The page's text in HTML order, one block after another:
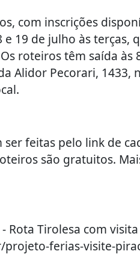
com inscrições
e 19 de julho às
roteiros têm saída às
Alidor Pecorari,
ser feitas pelo link de
são gratuitos.
Rota Tirolesa com
ferias-visite-